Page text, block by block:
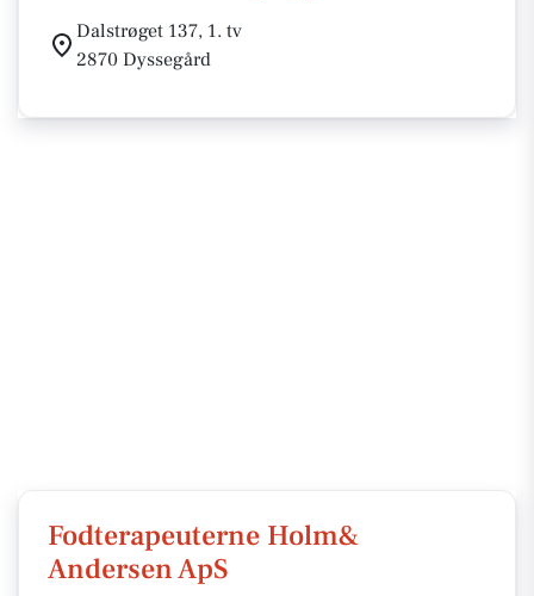
Dalstrøget 137, 1. tv
2870 Dyssegård
Fodterapeuterne Holm&
Andersen ApS